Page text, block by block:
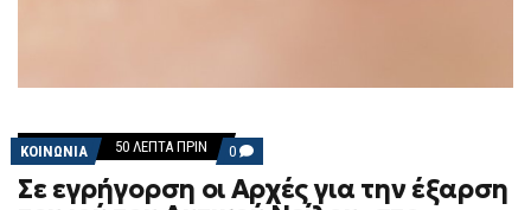
ΚΟΙΝΩΝΙΑ 50 ΛΕΠΤΆ ΠΡΙΝ 0 COMMENTS
ON
ΣΕ
ΕΓΡΉΓΟΡΣΗ
Σε εγρήγορση οι Αρχές για την έξαρση